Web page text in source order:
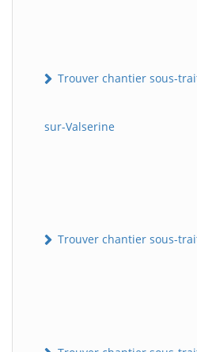
Trouver chantier sous-
sur-Valserine
Trouver chantier sous-